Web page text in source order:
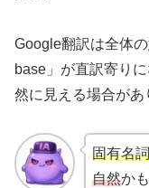
Google翻訳は全体
base」が直訳寄り
然に見える場合があ
固有名
自然か